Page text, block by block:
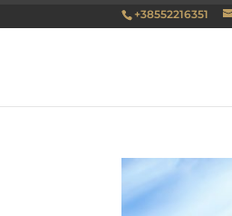
+38552216351